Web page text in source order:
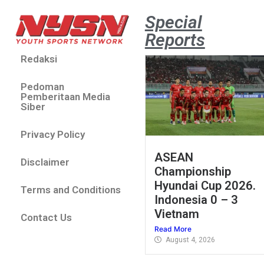
Redaksi
Pedoman
Pemberitaan Media
Siber
Privacy Policy
Disclaimer
Terms and Conditions
Contact Us
Special
Reports
ASEAN
Championship
Hyundai Cup 2026.
Indonesia 0 – 3
Vietnam
Read More
August 4, 2026